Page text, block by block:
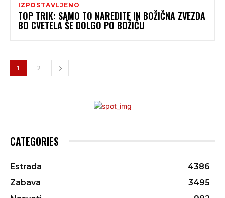
IZPOSTAVLJENO
TOP TRIK: SAMO TO NAREDITE IN BOŽIČNA ZVEZDA
BO CVETELA ŠE DOLGO PO BOŽIČU
1 2
CATEGORIES
Estrada
4386
Zabava
3495